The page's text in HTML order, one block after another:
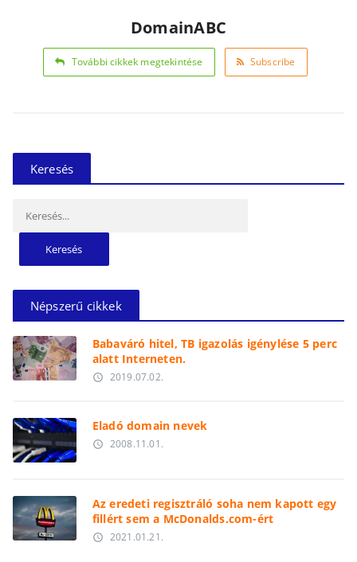
DomainABC
További cikkek megtekintése Subscribe
Keresés
Népszerű cikkek
Babaváró hitel, TB igazolás igénylése 5 perc
alatt Interneten.
access_time 2019.07.02.
Eladó domain nevek
access_time 2008.11.01.
Az eredeti regisztráló soha nem kapott egy
fillért sem a McDonalds.com-ért
access_time 2021.01.21.